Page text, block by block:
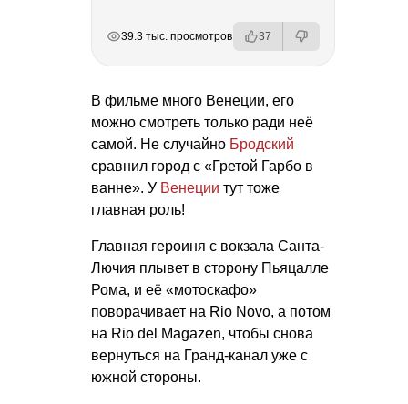
39.3 тыс. просмотров 37
В фильме много Венеции, его
можно смотреть только ради неё
самой. Не случайно Бродский
сравнил город с «Гретой Гарбо в
ванне». У Венеции тут тоже
главная роль!
Главная героиня с вокзала Санта-
Лючия плывет в сторону Пьяцалле
Рома, и её «мотоскафо»
поворачивает на Rio Novo, а потом
на Rio del Magazen, чтобы снова
вернуться на Гранд-канал уже с
южной стороны.